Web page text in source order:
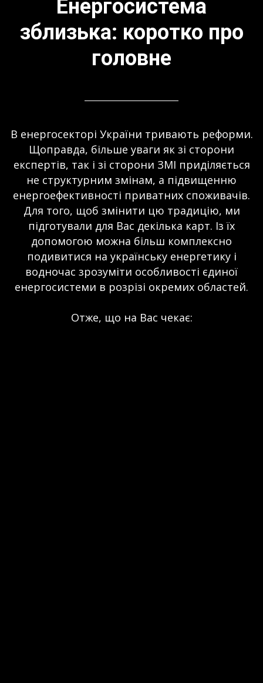
Енергосистема
зблизька: коротко про
головне
В енергосекторі України тривають реформи.
Щоправда, більше уваги як зі сторони
експертів, так і зі сторони ЗМІ приділяється
не структурним змінам, а підвищенню
енергоефективності приватних споживачів.
Для того, щоб змінити цю традицію, ми
підготували для Вас декілька карт. Із їх
допомогою можна більш комплексно
подивитися на українську енергетику і
водночас зрозуміти особливості єдиної
енергосистеми в розрізі окремих областей.
Отже, що на Вас чекає: